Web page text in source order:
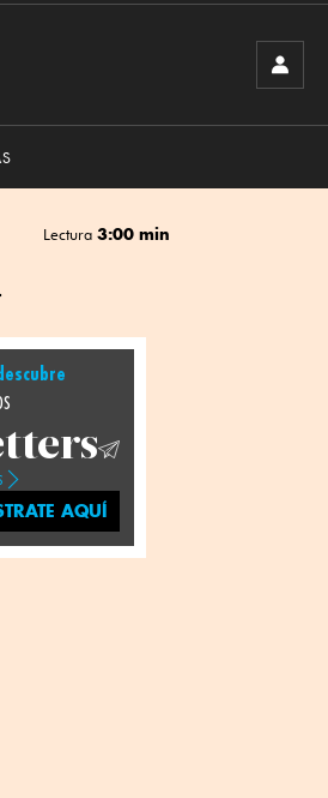
Lectura 3:00 min
AQUÍ